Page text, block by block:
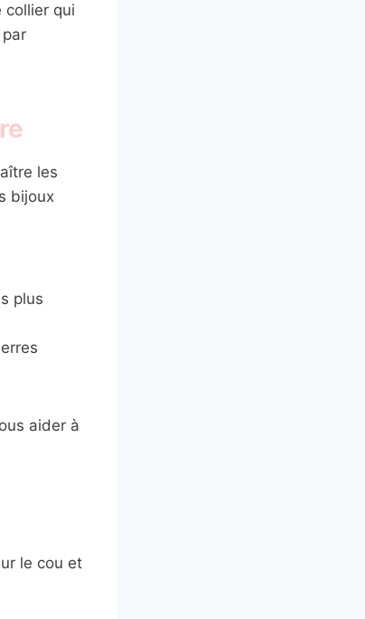
collier qui
les
bijoux
plus
aider à
le cou et